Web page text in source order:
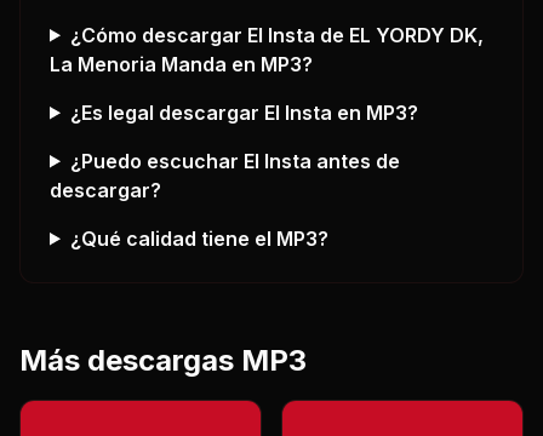
¿Cómo descargar El Insta de EL YORDY DK,
La Menoria Manda en MP3?
¿Es legal descargar El Insta en MP3?
¿Puedo escuchar El Insta antes de
descargar?
¿Qué calidad tiene el MP3?
Más descargas MP3